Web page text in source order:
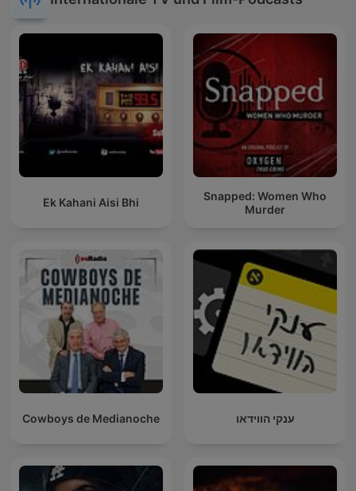
Ek Kahani Aisi Bhi
Snapped: Women Who
Murder
Cowboys de Medianoche ענקי הווידאו